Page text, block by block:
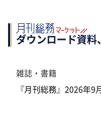
ダウンロード資料
雑誌・書籍
『月刊総務』2026年9